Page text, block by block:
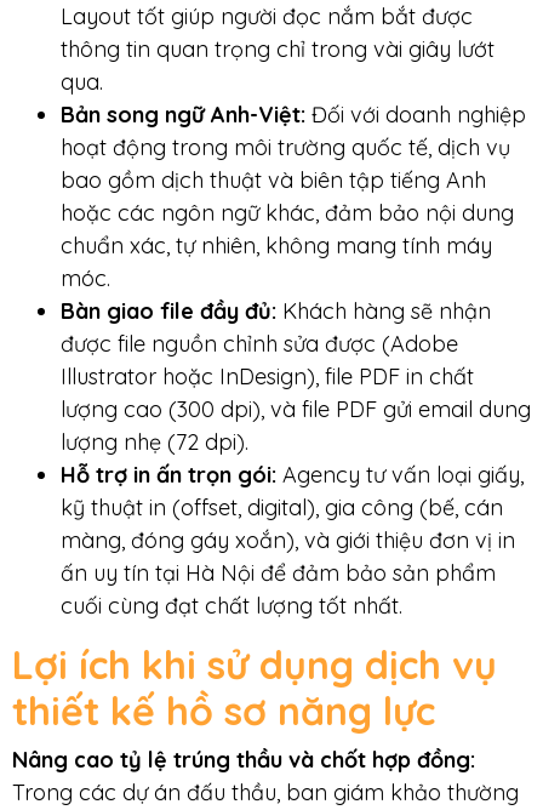
Layout tốt giúp người đọc nắm bắt được
thông tin quan trọng chỉ trong vài giây lướt
qua.
Bản song ngữ Anh-Việt: Đối với doanh nghiệp
hoạt động trong môi trường quốc tế, dịch vụ
bao gồm dịch thuật và biên tập tiếng Anh
hoặc các ngôn ngữ khác, đảm bảo nội dung
chuẩn xác, tự nhiên, không mang tính máy
móc.
Bàn giao file đầy đủ: Khách hàng sẽ nhận
được file nguồn chỉnh sửa được (Adobe
Illustrator hoặc InDesign), file PDF in chất
lượng cao (300 dpi), và file PDF gửi email dung
lượng nhẹ (72 dpi).
Hỗ trợ in ấn trọn gói: Agency tư vấn loại giấy,
kỹ thuật in (offset, digital), gia công (bế, cán
màng, đóng gáy xoắn), và giới thiệu đơn vị in
ấn uy tín tại Hà Nội để đảm bảo sản phẩm
cuối cùng đạt chất lượng tốt nhất.
Lợi ích khi sử dụng dịch vụ
thiết kế hồ sơ năng lực
Nâng cao tỷ lệ trúng thầu và chốt hợp đồng:
Trong các dự án đấu thầu, ban giám khảo thường